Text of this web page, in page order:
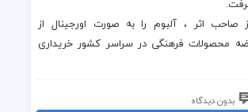
اثر ، آلبوم را به صورت اورجینال از
محصولات فرهنگی در سراسر کشور خریداری
بدون دیدگاه